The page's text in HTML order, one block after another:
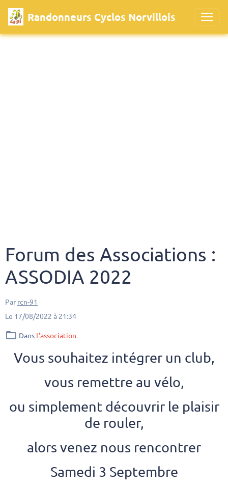
Randonneurs Cyclos Norvillois
Forum des Associations :
ASSODIA 2022
Par rcn-91
Le 17/08/2022 à 21:34
Dans L'association
Vous souhaitez intégrer un club,
vous remettre au vélo,
ou simplement découvrir le plaisir
de rouler,
alors venez nous rencontrer
Samedi 3 Septembre